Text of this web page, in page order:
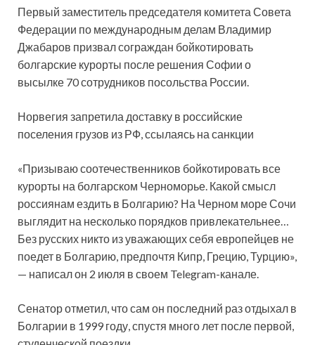
Первый заместитель председателя комитета Совета
Федерации по международным делам Владимир
Джабаров призвал сограждан бойкотировать
болгарские курорты после решения Софии о
высылке 70 сотрудников посольства России.
Норвегия запретила доставку в российские
поселения грузов из РФ, ссылаясь на санкции
«Призываю соотечественников бойкотировать все
курорты на болгарском Черноморье. Какой смысл
россиянам ездить в Болгарию? На Черном море Сочи
выглядит на несколько порядков привлекательнее…
Без русских никто из уважающих себя европейцев не
поедет в Болгарию, предпочтя Кипр, Грецию, Турцию»,
— написал он 2 июля в своем Telegram-канале.
Сенатор отметил, что сам он последний раз отдыхал в
Болгарии в 1999 году, спустя много лет после первой,